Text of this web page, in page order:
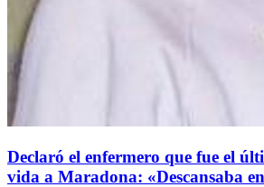
Declaró el enfermero que fue el
vida a Maradona: «Descansaba